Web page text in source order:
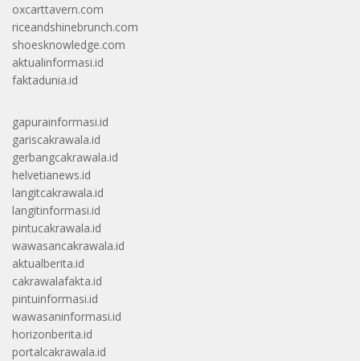
oxcarttavern.com
riceandshinebrunch.com
shoesknowledge.com
aktualinformasi.id
faktadunia.id
gapurainformasi.id
gariscakrawala.id
gerbangcakrawala.id
helvetianews.id
langitcakrawala.id
langitinformasi.id
pintucakrawala.id
wawasancakrawala.id
aktualberita.id
cakrawalafakta.id
pintuinformasi.id
wawasaninformasi.id
horizonberita.id
portalcakrawala.id